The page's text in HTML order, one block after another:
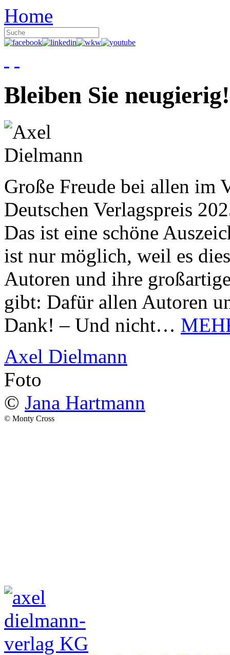
Home
Bleiben Sie neugierig!
Große Freude bei allen im
Deutschen Verlagspreis
Das ist eine schöne
ist nur möglich, weil es
Autoren und ihre
gibt: Dafür allen Autoren
Dank! – Und nicht…
Axel Dielmann
Foto
© Jana Hartmann
© Monty Cross